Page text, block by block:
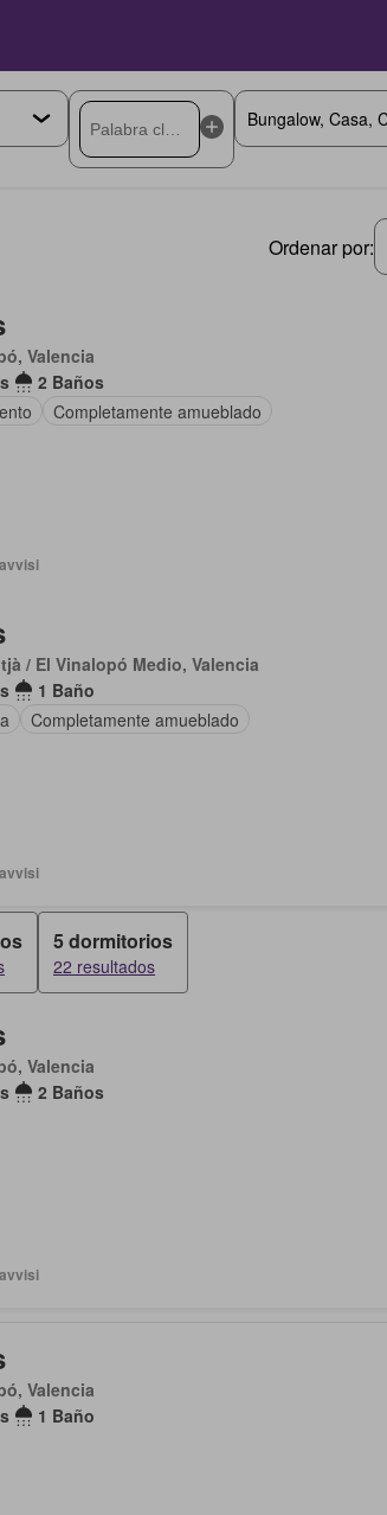
Ordenar por:
Valencia
2 Baños
Completamente amueblado
/ El Vinalopó Medio, Valencia
1 Baño
Completamente amueblado
5 dormitorios
22 resultados
Valencia
2 Baños
Valencia
1 Baño